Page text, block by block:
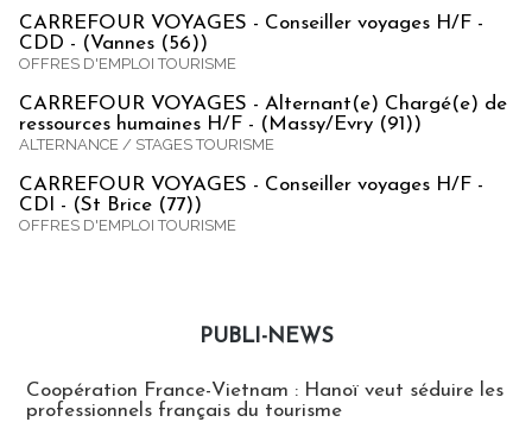
CARREFOUR VOYAGES - Conseiller voyages H/F -
CDD - (Vannes (56))
OFFRES D'EMPLOI TOURISME
CARREFOUR VOYAGES - Alternant(e) Chargé(e) de
ressources humaines H/F - (Massy/Evry (91))
ALTERNANCE / STAGES TOURISME
CARREFOUR VOYAGES - Conseiller voyages H/F -
CDI - (St Brice (77))
OFFRES D'EMPLOI TOURISME
PUBLI-NEWS
Coopération France-Vietnam : Hanoï veut séduire les
professionnels français du tourisme